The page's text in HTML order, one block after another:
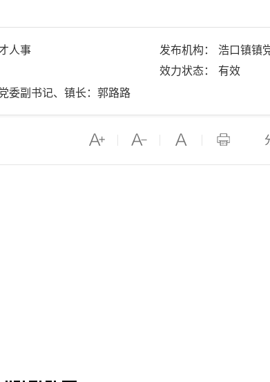
人事
发布机构： 浩口镇镇
效力状态： 有效
副书记、镇长：郭路路